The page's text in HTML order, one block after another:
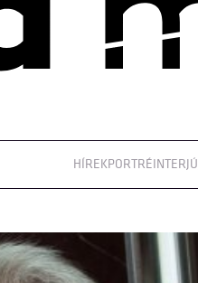
HÍREKPORTRÉINTERJÚ